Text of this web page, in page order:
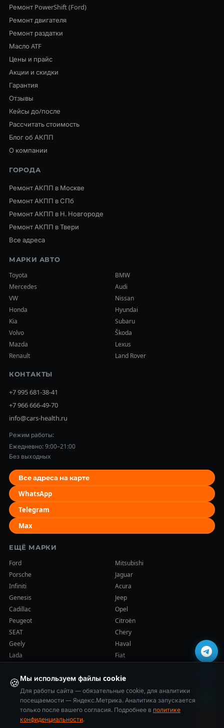
Ремонт PowerShift (Ford)
Ремонт двигателя
Ремонт раздатки
Масло ATF
Цены и прайс
Акции и скидки
Гарантия
Отзывы
Кейсы до/после
Рассчитать стоимость
Блог об АКПП
О компании
ГОРОДА
Ремонт АКПП в Москве
Ремонт АКПП в СПб
Ремонт АКПП в Н. Новгороде
Ремонт АКПП в Твери
Все адреса
МАРКИ АВТО
Toyota
BMW
Mercedes
Audi
VW
Nissan
Honda
Hyundai
Kia
Subaru
Volvo
Škoda
Mazda
Lexus
Renault
Land Rover
КОНТАКТЫ
+7 995 681-38-41
+7 966 666-49-70
info@cars-health.ru
Режим работы:
Ежедневно: 9:00–21:00
Без выходных
Все адреса на карте
WhatsApp
Telegram
Max
ЕЩЁ МАРКИ
Ford
Mitsubishi
Porsche
Jaguar
Infiniti
Acura
Genesis
Jeep
Cadillac
Opel
Peugeot
Citroën
SEAT
Chery
Geely
Haval
Lada
Fiat
© 2014–2026 Cars-Health (ООО «ВСЕ ПРО АКПП»). Все права
защищены.
🍪Мы используем файлы cookie
Для работы сайта — обязательные cookie, для аналитики
посещаемости — Яндекс.Метрика. Аналитика запускается
только после вашего согласия. Подробнее в политике
конфиденциальности.